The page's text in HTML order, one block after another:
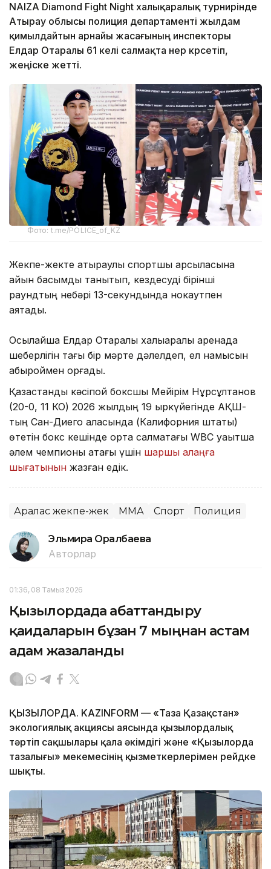
NAIZA Diamond Fight Night халықаралық турнирінде
Атырау облысы полиция департаменті жылдам
қимылдайтын арнайы жасағының инспекторы
Елдар Отаралы 61 келі салмақта өнер көрсетіп,
жеңіске жетті.
Фото: t.me/POLICE_of_KZ
Жекпе-жекте атыраулық спортшы қарсыласына
айқын басымдық танытып, кездесуді бірінші
раундтың небәрі 13-секундында нокаутпен
аяқтады.
Осылайша Елдар Отаралы халықаралық аренада
шеберлігін тағы бір мәрте дәлелдеп, ел намысын
абыроймен қорғады.
Қазақстандық кәсіпқой боксшы Мейірім Нұрсұлтанов
(20-0, 11 КО) 2026 жылдың 19 қыркүйегінде АҚШ-
тың Сан-Диего қаласында (Калифорния штаты)
өтетін бокс кешінде орта салмақтағы WBC уақытша
әлем чемпионы атағы үшін шаршы алаңға
шығатынын жазған едік.
Аралас жекпе-жек ММА Спорт Полиция
Эльмира Оралбаева
Авторлар
01:36, 08 Тамыз 2026
Қызылордада абаттандыру
қағидаларын бұзған 7 мыңнан астам
адам жазаланды
ҚЫЗЫЛОРДА. KAZINFORM — «Таза Қазақстан»
экологиялық акциясы аясында қызылордалық
тәртіп сақшылары қала әкімдігі және «Қызылорда
тазалығы» мекемесінің қызметкерлерімен рейдке
шықты.